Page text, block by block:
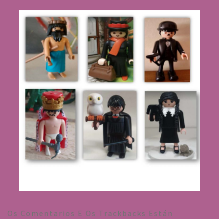
Os Comentarios E Os Trackbacks Están